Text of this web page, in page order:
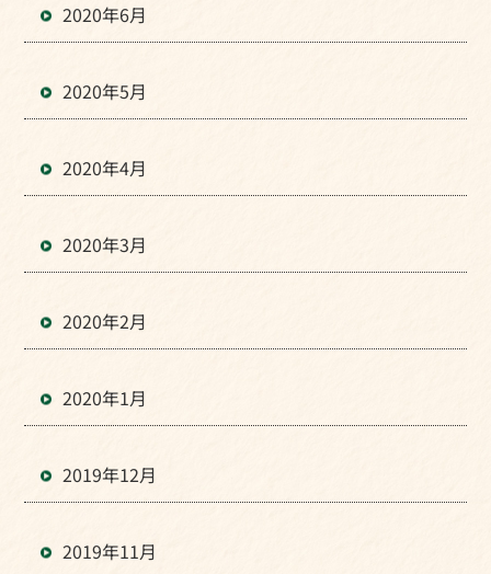
2020年6月
2020年5月
2020年4月
2020年3月
2020年2月
2020年1月
2019年12月
2019年11月